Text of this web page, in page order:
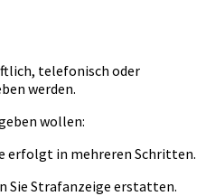
telefonisch oder
werden.
wollen:
erfolgt in mehreren Schritten.
Sie Strafanzeige erstatten.